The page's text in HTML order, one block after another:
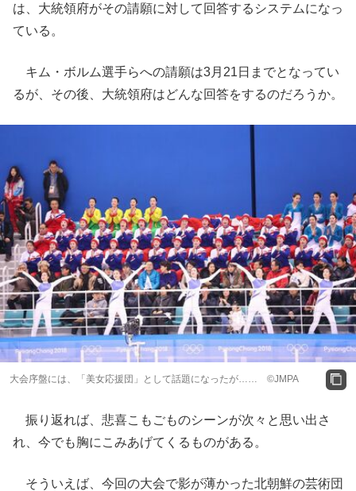
は、大統領府がその請願に対して回答するシステムになっ
ている。
キム・ボルム選手らへの請願は3月21日までとなってい
るが、その後、大統領府はどんな回答をするのだろうか。
大会序盤には、「美女応援団」として話題になったが…… ©JMPA
振り返れば、悲喜こもごものシーンが次々と思い出さ
れ、今でも胸にこみあげてくるものがある。
そういえば、今回の大会で影が薄かった北朝鮮の芸術団